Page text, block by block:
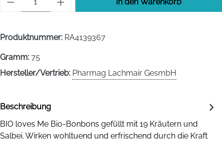
Produktnummer: RA4139367
Gramm: 75
Hersteller/Vertrieb: Pharmag Lachmair GesmbH
Beschreibung
BIO loves Me Bio-Bonbons gefüllt mit 19 Kräutern und
Salbei. Wirken wohltuend und erfrischend durch die Kraft